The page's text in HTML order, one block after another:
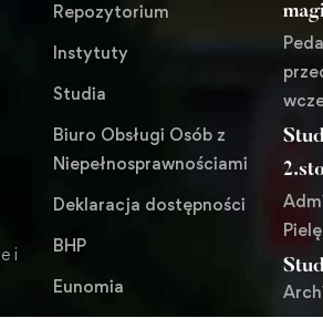
i
Repozytorium
Instytuty
Studia
Biuro Obsługi Osób z
Niepełnosprawnościami
Deklaracja dostępności
BHP
Eunomia